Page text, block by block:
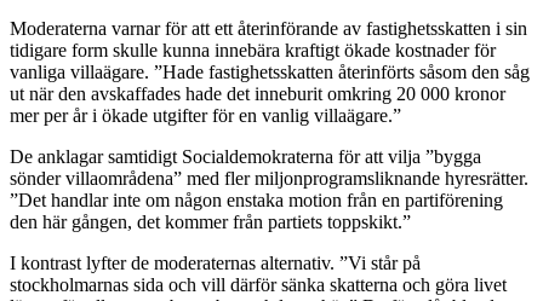
Moderaterna varnar för att ett återinförande av fastighetsskatten i sin
tidigare form skulle kunna innebära kraftigt ökade kostnader för
vanliga villaägare. ”Hade fastighetsskatten återinförts såsom den såg
ut när den avskaffades hade det inneburit omkring 20 000 kronor
mer per år i ökade utgifter för en vanlig villaägare.”
De anklagar samtidigt Socialdemokraterna för att vilja ”bygga
sönder villaområdena” med fler miljonprogramsliknande hyresrätter.
”Det handlar inte om någon enstaka motion från en partiförening
den här gången, det kommer från partiets toppskikt.”
I kontrast lyfter de moderaternas alternativ. ”Vi står på
stockholmarnas sida och vill därför sänka skatterna och göra livet